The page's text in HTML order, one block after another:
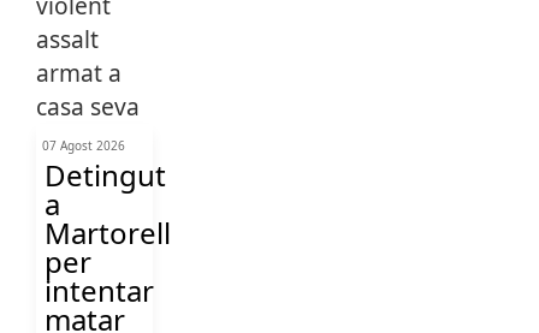
07 Agost 2026
Detingut
a
Martorell
per
intentar
matar